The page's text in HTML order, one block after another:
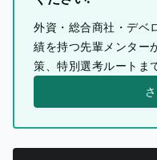
外資・総合商社・デベ
績を持つ先輩メンター
策、特別選考ルートま